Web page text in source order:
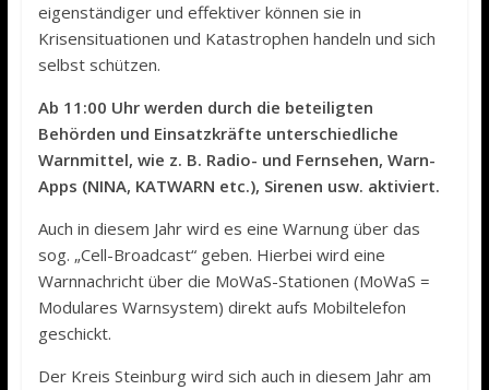
eigenständiger und effektiver können sie in
Krisensituationen und Katastrophen handeln und sich
selbst schützen.
Ab 11:00 Uhr werden durch die beteiligten
Behörden und Einsatzkräfte unterschiedliche
Warnmittel, wie z. B. Radio- und Fernsehen, Warn-
Apps (NINA, KATWARN etc.), Sirenen usw. aktiviert.
Auch in diesem Jahr wird es eine Warnung über das
sog. „Cell-Broadcast“ geben. Hierbei wird eine
Warnnachricht über die MoWaS-Stationen (MoWaS =
Modulares Warnsystem) direkt aufs Mobiltelefon
geschickt.
Der Kreis Steinburg wird sich auch in diesem Jahr am